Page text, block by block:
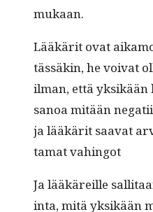
mukaan.
Lääkärit ovat
tässäkin, he voivat
ilman, että yksikään
sanoa mitään
ja lääkärit saa­vat
ta­mat vahingot
Ja lääkäreille
inta, mitä yksikään